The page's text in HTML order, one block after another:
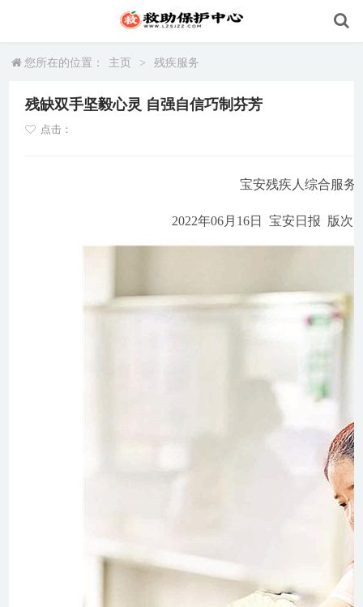
您所在的位置： 主页 > 残疾服务
残缺双手坚毅心灵 自强自信巧制芬芳
点击：
宝安残疾人综合服务
2022年06月16日 宝安日报 版次